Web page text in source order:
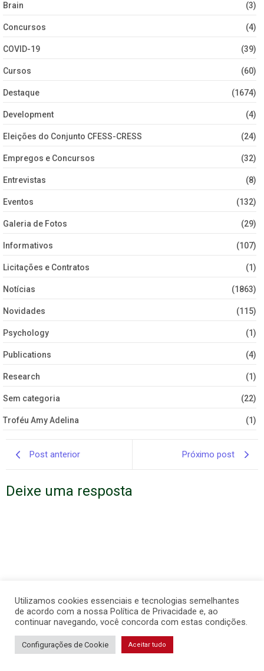
Brain (3)
Concursos (4)
COVID-19 (39)
Cursos (60)
Destaque (1674)
Development (4)
Eleições do Conjunto CFESS-CRESS (24)
Empregos e Concursos (32)
Entrevistas (8)
Eventos (132)
Galeria de Fotos (29)
Informativos (107)
Licitações e Contratos (1)
Notícias (1863)
Novidades (115)
Psychology (1)
Publications (4)
Research (1)
Sem categoria (22)
Troféu Amy Adelina (1)
Post anterior Próximo post
Deixe uma resposta
Utilizamos cookies essenciais e tecnologias semelhantes
de acordo com a nossa Política de Privacidade e, ao
continuar navegando, você concorda com estas condições.
Configurações de Cookie Aceitar tudo